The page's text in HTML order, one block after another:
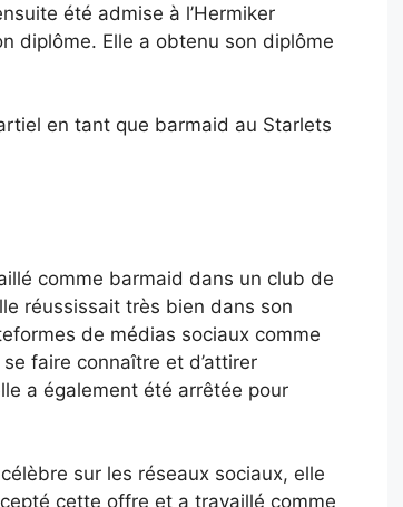
été admise à l’Hermiker
diplôme. Elle a obtenu son diplôme
en tant que barmaid au Starlets
comme barmaid dans un club de
réussissait très bien dans son
de médias sociaux comme
faire connaître et d’attirer
a également été arrêtée pour
sur les réseaux sociaux, elle
cette offre et a travaillé comme